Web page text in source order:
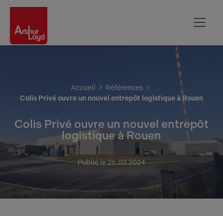
Accueil
Références
Colis Privé ouvre un nouvel entrepôt logistique à Rouen
Colis Privé ouvre un nouvel entrepôt
logistique à Rouen
Publié le 26.03.2024